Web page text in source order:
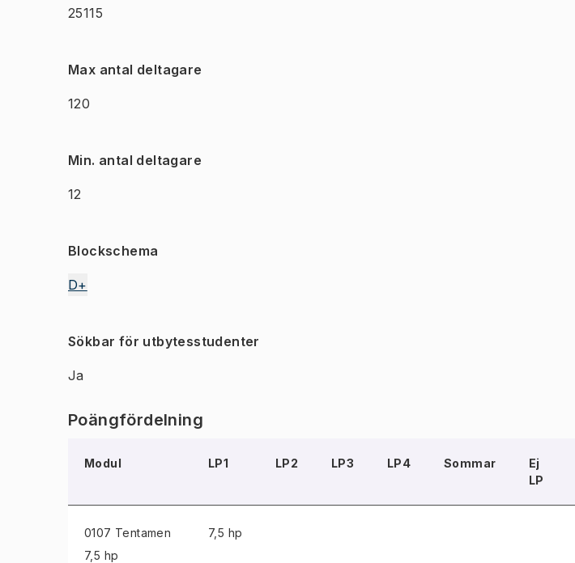
25115
Max antal deltagare
120
Min. antal deltagare
12
Blockschema
D+
Sökbar för utbytesstudenter
Ja
Poängfördelning
Modul LP1 LP2 LP3 LP4 Sommar
Ej
LP
0107 Tentamen
7,5 hp
7,5 hp